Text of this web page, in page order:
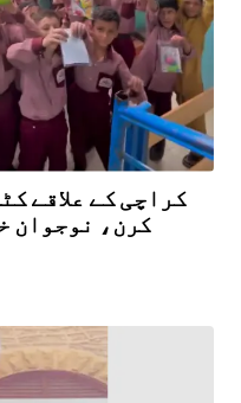
کراچی کے علاقے
کرن، نوجوان